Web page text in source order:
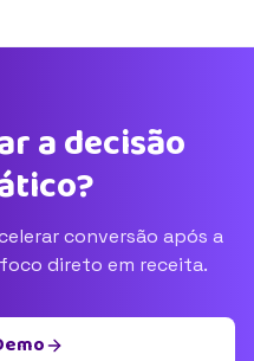
a decisão
conversão após a
direto em receita.